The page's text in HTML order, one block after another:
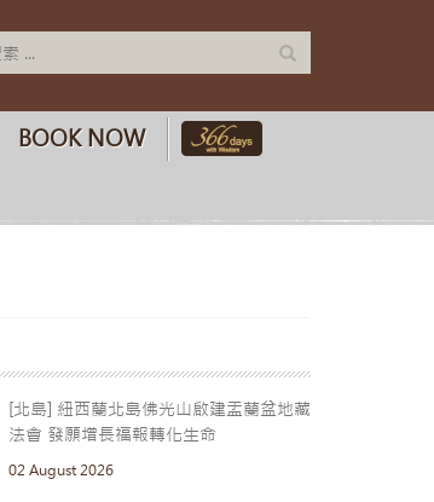
BOOK NOW
[北島] 紐西蘭北島佛光山啟建盂蘭盆地藏
法會 發願增長福報轉化生命
02 August 2026